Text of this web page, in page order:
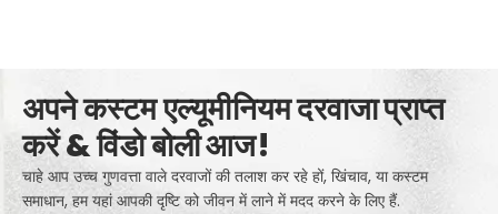
अपने कस्टम एल्यूमीनियम दरवाजा प्राप्त
करें & विंडो बोली आज!
चाहे आप उच्च गुणवत्ता वाले दरवाजों की तलाश कर रहे हों, खिंचाव, या कस्टम
समाधान, हम यहां आपकी दृष्टि को जीवन में लाने में मदद करने के लिए हैं.